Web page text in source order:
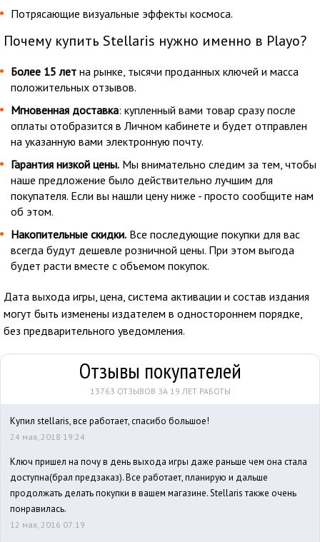
Потрясающие визуальные эффекты космоса.
Почему купить Stellaris нужно именно в Playo?
Более 15 лет на рынке, тысячи проданных ключей и масса
положительных отзывов.
Мгновенная доставка: купленный вами товар сразу после
оплаты отобразится в Личном кабинете и будет отправлен
на указанную вами электронную почту.
Гарантия низкой цены. Мы внимательно следим за тем, чтобы
наше предложение было действительно лучшим для
покупателя. Если вы нашли цену ниже - просто сообщите нам
об этом.
Накопительные скидки. Все последующие покупки для вас
всегда будут дешевле розничной цены. При этом выгода
будет расти вместе с объемом покупок.
Дата выхода игры, цена, система активации и состав издания
могут быть изменены издателем в одностороннем порядке,
без предварительного уведомления.
Отзывы покупателей
13763 ОТЗЫВОВ ЗА 19 ЛЕТ РАБОТЫ
Купил stellaris, все работает, спасибо большое!
24 мая, 2018 19:24
Ключ пришел на почу в день выхода игры даже раньше чем она стала
доступна(брал предзаказ). Все работает, планирую и дальше
продолжать делать покупки в вашем магазине. Stellaris также очень
понравилась.
12 мая, 2016 07:19